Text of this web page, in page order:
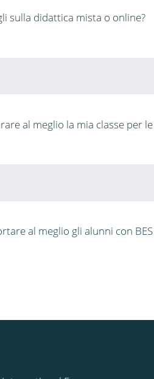
sulla didattica mista o online?
al meglio la mia classe per
al meglio gli alunni con BES